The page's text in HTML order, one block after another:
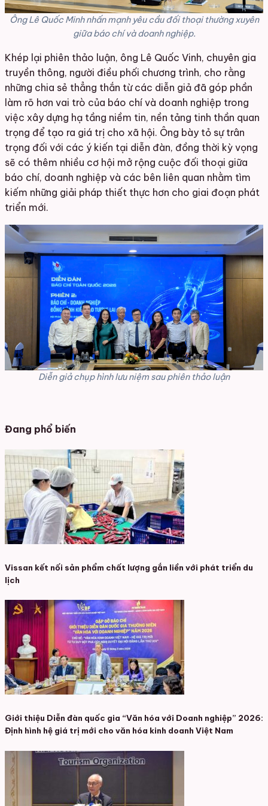
Ông Lê Quốc Minh nhấn mạnh yêu cầu đối thoại thường xuyên
giữa báo chí và doanh nghiệp.
Khép lại phiên thảo luận, ông Lê Quốc Vinh, chuyên gia
truyền thông, người điều phối chương trình, cho rằng
những chia sẻ thẳng thắn từ các diễn giả đã góp phần
làm rõ hơn vai trò của báo chí và doanh nghiệp trong
việc xây dựng hạ tầng niềm tin, nền tảng tinh thần quan
trọng để tạo ra giá trị cho xã hội. Ông bày tỏ sự trân
trọng đối với các ý kiến tại diễn đàn, đồng thời kỳ vọng
sẽ có thêm nhiều cơ hội mở rộng cuộc đối thoại giữa
báo chí, doanh nghiệp và các bên liên quan nhằm tìm
kiếm những giải pháp thiết thực hơn cho giai đoạn phát
triển mới.
Diễn giả chụp hình lưu niệm sau phiên thảo luận
Đang phổ biến
Vissan kết nối sản phẩm chất lượng gắn liền với phát triển du
lịch
Giới thiệu Diễn đàn quốc gia “Văn hóa với Doanh nghiệp” 2026:
Định hình hệ giá trị mới cho văn hóa kinh doanh Việt Nam